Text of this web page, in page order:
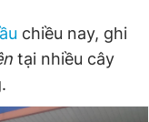
chiều nay, ghi
tại nhiều cây